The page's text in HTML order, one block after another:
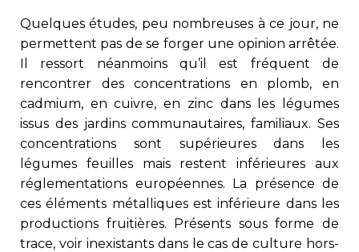
Quelques études, peu nombreuses à ce jour, ne
permettent pas de se forger une opinion arrêtée.
Il ressort néanmoins qu’il est fréquent de
rencontrer des concentrations en plomb, en
cadmium, en cuivre, en zinc dans les légumes
issus des jardins communautaires, familiaux. Ses
concentrations sont supérieures dans les
légumes feuilles mais restent inférieures aux
réglementations européennes. La présence de
ces éléments métalliques est inférieure dans les
productions fruitières. Présents sous forme de
trace, voir inexistants dans le cas de culture hors-